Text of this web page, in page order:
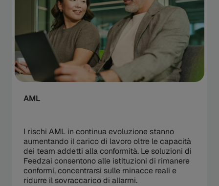
AML
I rischi AML in continua evoluzione stanno
aumentando il carico di lavoro oltre le capacità
dei team addetti alla conformità. Le soluzioni di
Feedzai consentono alle istituzioni di rimanere
conformi, concentrarsi sulle minacce reali e
ridurre il sovraccarico di allarmi.